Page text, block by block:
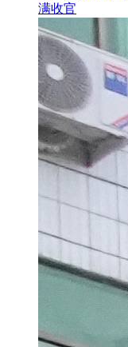
满收官